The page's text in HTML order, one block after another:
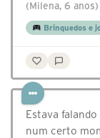
(Milena, 6 anos)
Brinquedos e
Estava
num certo